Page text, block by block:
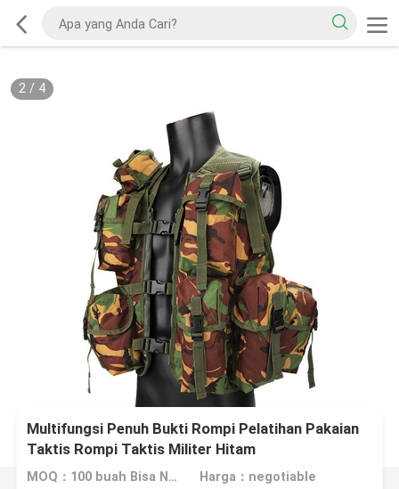
2/ 4
Multifungsi Penuh Bukti Rompi Pelatihan Pakaian
Taktis Rompi Taktis Militer Hitam
MOQ：100 buah Bisa Nego Harga：negotiable